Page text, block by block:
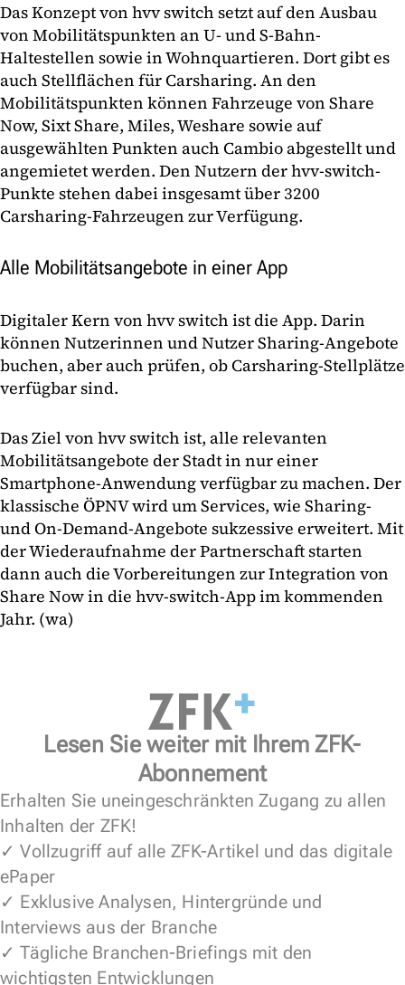
Das Konzept von hvv switch setzt auf den Ausbau
von Mobilitätspunkten an U- und S-Bahn-
Haltestellen sowie in Wohnquartieren. Dort gibt es
auch Stellflächen für Carsharing. An den
Mobilitätspunkten können Fahrzeuge von Share
Now, Sixt Share, Miles, Weshare sowie auf
ausgewählten Punkten auch Cambio abgestellt und
angemietet werden. Den Nutzern der hvv-switch-
Punkte stehen dabei insgesamt über 3200
Carsharing-Fahrzeugen zur Verfügung.
Alle Mobilitätsangebote in einer App
Digitaler Kern von hvv switch ist die App. Darin
können Nutzerinnen und Nutzer Sharing-Angebote
buchen, aber auch prüfen, ob Carsharing-Stellplätze
verfügbar sind.
Das Ziel von hvv switch ist, alle relevanten
Mobilitätsangebote der Stadt in nur einer
Smartphone-Anwendung verfügbar zu machen. Der
klassische ÖPNV wird um Services, wie Sharing-
und On-Demand-Angebote sukzessive erweitert. Mit
der Wiederaufnahme der Partnerschaft starten
dann auch die Vorbereitungen zur Integration von
Share Now in die hvv-switch-App im kommenden
Jahr. (wa)
Lesen Sie weiter mit Ihrem ZFK-
Abonnement
Erhalten Sie uneingeschränkten Zugang zu allen
Inhalten der ZFK!
✓ Vollzugriff auf alle ZFK-Artikel und das digitale
ePaper
✓ Exklusive Analysen, Hintergründe und
Interviews aus der Branche
✓ Tägliche Branchen-Briefings mit den
wichtigsten Entwicklungen